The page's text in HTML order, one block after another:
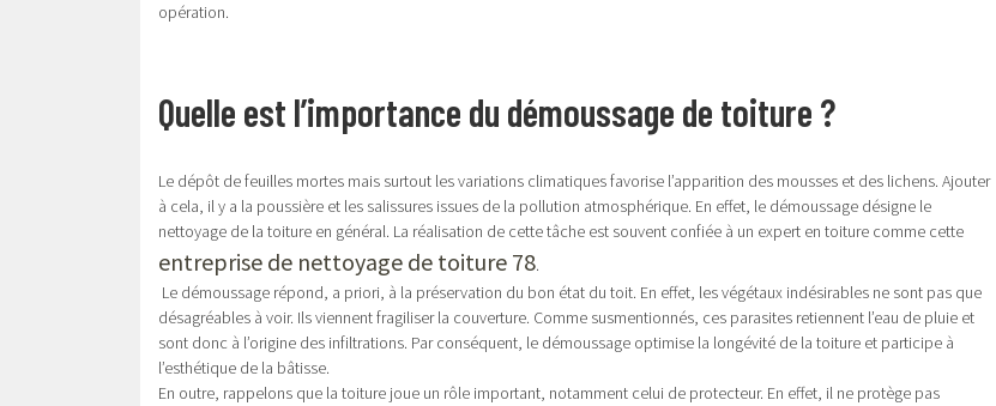
opération.
Quelle est l’importance du démoussage de toiture ?
Le dépôt de feuilles mortes mais surtout les variations climatiques favorise l’apparition des mousses et des lichens. Ajouter
à cela, il y a la poussière et les salissures issues de la pollution atmosphérique. En effet, le démoussage désigne le
nettoyage de la toiture en général. La réalisation de cette tâche est souvent confiée à un expert en toiture comme cette
entreprise de nettoyage de toiture 78.
Le démoussage répond, a priori, à la préservation du bon état du toit. En effet, les végétaux indésirables ne sont pas que
désagréables à voir. Ils viennent fragiliser la couverture. Comme susmentionnés, ces parasites retiennent l’eau de pluie et
sont donc à l’origine des infiltrations. Par conséquent, le démoussage optimise la longévité de la toiture et participe à
l’esthétique de la bâtisse.
En outre, rappelons que la toiture joue un rôle important, notamment celui de protecteur. En effet, il ne protège pas